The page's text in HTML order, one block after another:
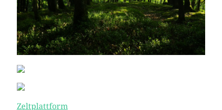
Zeltplattform